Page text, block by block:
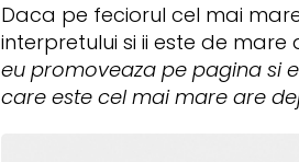
Daca pe feciorul cel mai
interpretului si ii este de mare
eu promoveaza pe pagina si
care este cel mai mare are